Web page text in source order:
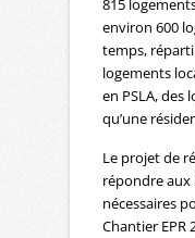
815
environ 600
temps,
logements
en PSLA, des
qu’une
Le projet de
répondre aux
nécessaires
Chantier EPR